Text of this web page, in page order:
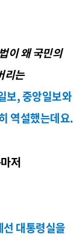
이 왜 국민의
리는
보,중앙일보와
역설했는데요.
저
대통령실을